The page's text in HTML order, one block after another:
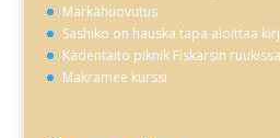
Märkähuovutus
Sashiko on hauska tapa aloittaa
Kädentaito piknik Fiskarsin ruukissa
Makramee kurssi